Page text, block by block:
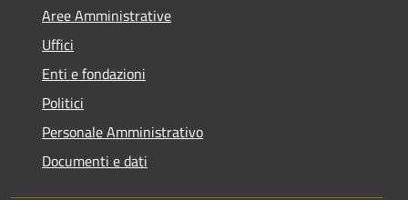
Aree Amministrative
Uffici
Enti e fondazioni
Politici
Personale Amministrativo
Documenti e dati